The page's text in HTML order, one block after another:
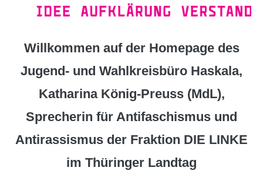
Willkommen auf der Homepage des
Jugend- und Wahlkreisbüro Haskala,
Katharina König-Preuss (MdL),
Sprecherin für Antifaschismus und
Antirassismus der Fraktion DIE LINKE
im Thüringer Landtag